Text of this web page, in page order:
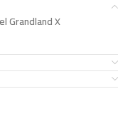
Grandland X